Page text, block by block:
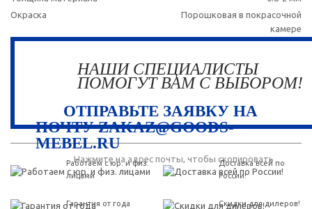
Окраска
Порошковая в покрасочной
камере
НАШИ СПЕЦИАЛИСТЫ
ПОМОГУТ ВАМ С ВЫБОРОМ!
ОТПРАВЬТЕ ЗАЯВКУ НА
ПОЧТУ ZAKAZ@GOODS-
MEBEL.RU
Нажмите на адрес почты, чтобы скопировать
Работаем с юр. и физ.
лицами
Доставка всей по
России!
Гарантия от года Скидки для дилеров!